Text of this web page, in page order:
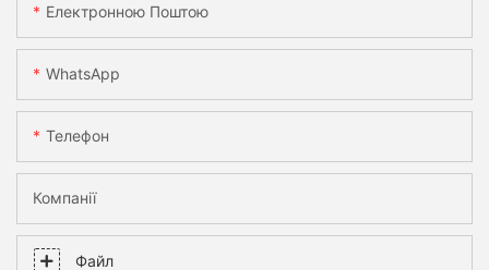
Електронною Поштою
WhatsApp
Телефон
Компанії
Файл